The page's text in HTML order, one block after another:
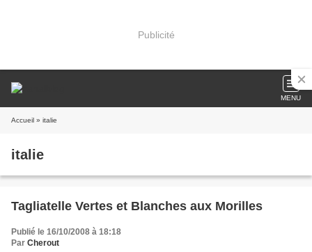
Publicité
MENU
Accueil » italie
italie
Tagliatelle Vertes et Blanches aux Morilles
Publié le 16/10/2008 à 18:18
Par Cherout